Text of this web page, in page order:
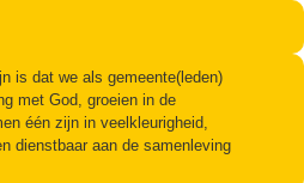
is dat we als gemeente(leden)
met God, groeien in de
één zijn in veelkleurigheid,
dienstbaar aan de samenleving